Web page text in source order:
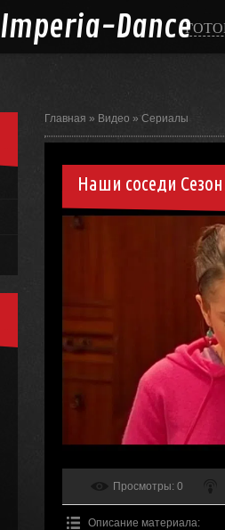
Imperia-Dance
Главная » Видео » Сериалы
Наши соседи
Просмотры: 0
Описание материала: